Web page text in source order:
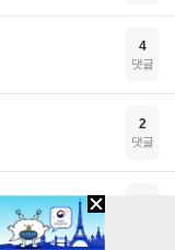
4
댓글
2
댓글